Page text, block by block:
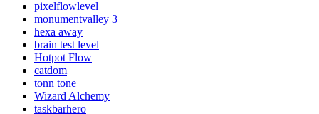
pixelflowlevel
monumentvalley 3
hexa away
brain test level
Hotpot Flow
catdom
tonn tone
Wizard Alchemy
taskbarhero